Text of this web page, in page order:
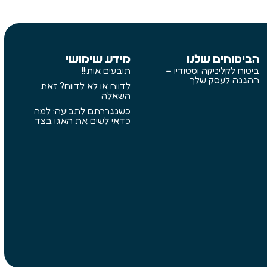
הביטוחים שלנו
ביטוח לקליניקה וסטודיו –
ההגנה לעסק שלך
מידע שימושי
תובעים אותי!!
לדווח או לא לדווח? זאת
השאלה
כשנגררתם לתביעה: למה
כדאי לשים את האגו בצד